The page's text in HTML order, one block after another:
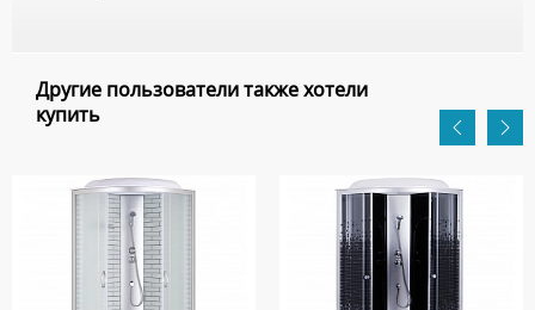
Другие пользователи также хотели
купить